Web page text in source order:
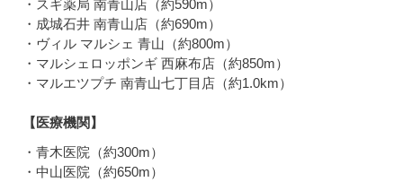
・スギ薬局 南青山店（約590m）
・成城石井 南青山店（約690m）
・ヴィル マルシェ 青山（約800m）
・マルシェロッポンギ 西麻布店（約850m）
・マルエツプチ 南青山七丁目店（約1.0km）
【医療機関】
・青木医院（約300m）
・中山医院（約650m）